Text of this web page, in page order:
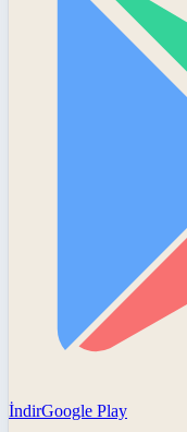
İndirGoogle Play